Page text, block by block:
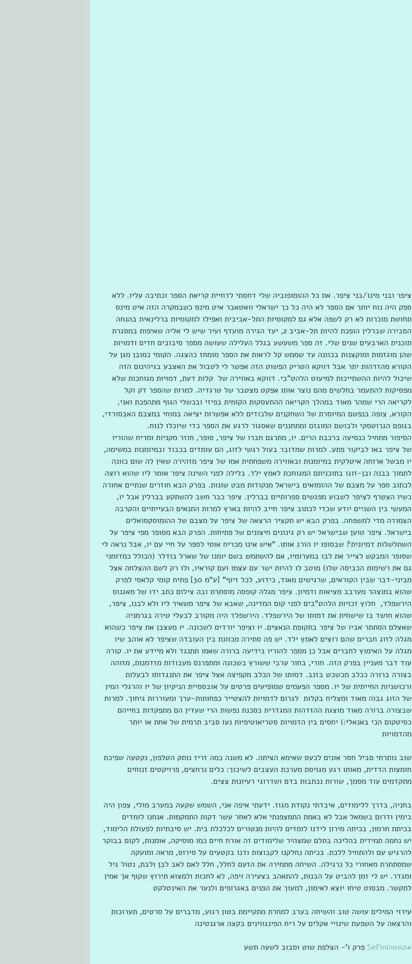
ציפר ובני מינו/בני ציפר. את כל ההומופוביה שלי דחסתי לדחיית קריאת הספר וכתיבה עליו. ללא
ספק היה נוח יותר אם הספר לא היה כל כך ישראלי וואטאבר איט מינס כשבמקרה הזה איט מינס
תחושת מוכרות לא רק לשפה אלא גם למקומיות התל-אביבית ואפילו למקומיות ברלינאית בהנחה
הסבירה שברלין הופכת להיות תל-אביב 2, יעד הגירה מועדף ועיר שיש לי אליה שאיפות במסגרת
תוכנית הארבעים שנים שלי. זה ספר משעשע בגלל העלילה שעושה מספר סיבובים חדים ודמויות
שהן מוגזמות ומוקצנות בכוונה עד שממש קל לראות את הספר מומחז כהצגה. הקומי כמובן מגן על
הקורא מהזדהות יתר אבל דווקא הטריק הפשוט הזה אפשר לי לטבול את האצבע בגיהינום הזה
שיכול להיות ההשתייכות למיעוט הלהט"בי. דווקא באווירה של  קלות דעת, דמויות מגוחכות שלא
מפסיקות להתעמר בחלשים מהם נוצר אותו אפקט מצטבר של טרגדיה. למרות שהספר דק וקל
לקריאה הרי שמהר מאוד במהלך הקריאה ההתעסקות הקומית בפיזי ובכשלי הגוף מתהפכת ואני,
הקורא, צופה בנפשם המיוסרת של השחקנים שלכודים ללא אפשרות יציאה במוחי במצבם האבסורדי,
בגופם הגרוטסקי ולבושם המוגזם ומתחננים שאסגור לרגע את הספר כדי שיוכלו לנוח.
הסיפור מתחיל כנסיעה ברכבת הרים. יו, מתרגם חברו של ציפר, סופר, חוזר מקניות ומריח שהוריו
של ציפר באו לביקור פתע. למרות שמדובר בעול רגשי לזוג, הם עומדים בכבוד ובמיומנות במשימה,
יו מבשל ארוחה איטלקית במיומנות ובאווירה משפחתית אמו של ציפר מזהירה שאין לה שום כוונה
לתמוך בבנה ובן-זוגו בתוכניתם המגוחכת לאמץ ילד. בלילה לפני השינה ציפר אומר ליו שהוא רוצה
לכתוב ספר על מצבם של ההומואים בישראל מנקודות מבט שונות. בפרק הבא חוזרים שנתיים אחורה
כשיו הצטרף לציפר לשבוע מפגשים ספרותיים בברלין. ציפר כבר חשב להשתקע בברלין אבל יו,
המעשי בין השניים יודע שכדי לכתוב ציפר חייב להיות בארץ למרות התנאים הבעייתיים והקרבה
הצמודה מדי למשפחה. בפרק הבא יש תקציר הרצאה של ציפר על מצבם של ההומוסקסואלים
בישראל. ציפר טוען שבישראל יש רק גינונים חיצונים של פתיחות. הפרק הבא מסופר מפי ציפר על
השתלשלות דמיונית? שבסופו יו הורג אותו. "איש אינו מכריח אותי לספר על חיי עם יו, אבל נראה לי
שסופר המבקש לצייר את לבו במערומיו, אם להשתמש בשם יומנו של שארל בודלר (הכולל כמדומני
גם את רשימות הכביסה שלו) מוטב לו להיות ישר עם עצמו ועם קוראיו, ולו רק לשם ההצלחה אצל
מביני-דבר שבין הקוראים, שרגישים מאוד, כידוע, לכל זיוף" [ע"מ 30] פתיח קומי קלאסי לפרק
שהוא במוצהר מערבב מציאות ודמיון. ציפר מגלה קופסה מוסתרת ובה צילום כתב ידו של מאגנוס
הירשפלד,  חלוץ זכויות הלהט"בים לפני קום המדינה, שאבא של ציפר משאיר ליו ולא לבנו, ציפר,
שהוא חושד בו שישחית את דמותו של הירשפלד. הירשפלד היה מקורב לבעלי טירה בגרמניה
שאצלם הסתתר אביו של ציפר בתקופת הנאצים. יו וציפר יורדים לשכונה. יו מעצבן את ציפר כשהוא
מגלה לזוג חברים שהם רוצים לאמץ ילד. יש פה סתירה מכוונת בין העובדה שציפר לא אוהב שיו
מגלה על האימוץ לחברים אבל כן מספר להוריו בידיעה ברורה שאמו תתנגד ולא מיידע את יו. קורה
עוד דבר מעניין בפרק הזה. חורי, בחור ערבי ששורץ בשכונה ומתפרנס מעבודות מזדמנות, מזוהה
בצורה ברורה ככלב מכשכש בזנב. דמותו של הכלב מקפיצה אצל ציפר את התנגדותו לבעלות
ורכושניות החייתית של יו. מספר הפעמים שמופיעים פרטים על אובססיית הניקיון של יו והרגלי המין
של הזוג גבוה מאוד ומצליח בקלות  לגרום לדמויות להצטייר כפחותות-ערך ומעוררות גיחוך. למרות
שבצורה ברורה מאוד מוצגת ההזדהות המגדרית כסכנת נפשות הרי שעדין הם מתפקדות בחייהם
כסיטקום הכי באנאלי:) יחסים בין הדמויות סטריאוטיפיות נעו סביב תרמית של אחת או יותר
מהדמויות
שוב נותרתי סביל חסר אונים לכעס שאימא הציתה. לא משנה כמה זריז נותק הטלפון, נקטעה שפיכת
חומצות הדדית, מאותו רגע מגויסת מערכת העצבים לשיכוך: כלים נרחצים, פרויקטים זנוחים
מתקדמים עוד מסמך, שורות נכתבות בדם ושדרוגי רעיונות צצים.
בחניה, בדרך ללימודים, איבדתי נקודת מגוז. ידעתי איפה אני, השמש שקעה במערב מולי, צפון היה
בימין ודרום בשמאל אבל לא באמת התמצפנתי אלא לאחר עשר דקות התמקמות. אנחנו לומדים
בכיתת חרמון, בכיתה מירון לידנו לומדים להיות מנטורים לכלכלת בית. יש סיבתיות לפעולת הלימוד,
יש נחמה תמידית בהליכה בתלם שמצהיר שלימודים זה אורח חיים כמו מוסיקה, אומנות, לקום בבוקר
להרגיש עם ולהתחיל ללכת. בכיתה נחלקנו לקבוצות ודנו בקטעים על סירוס, מראה ומועקה
שמסתתרת מאחורי כל נרגילה. השיחה מתמירה את הזעם לחלל, חלל לאם לאב לבן ולבת, נטול גיל
ומגדר. יש לי זמן להביט על הבנות, להתאהב בצעירה ויפה, לא לחכות ולמצוא תירוץ שקוף אך אמין
לתקשר. מבסוט טיחו יוצא לאימון, למעוך את הפנים באגרופים ולנער את האינטלקט
עירוי המילים עושה טוב והשיחה בערב למחרת מתקיימת בטון רגוע, מדברים על סרטים, תערוכות
והרצאה על השפעת שינויי אקלים על ריח הפינגווינים בקצה ארגנטינה
#קאטהSeFini פרק ו'- הצלפת שוט וסבוב לשעה תשע